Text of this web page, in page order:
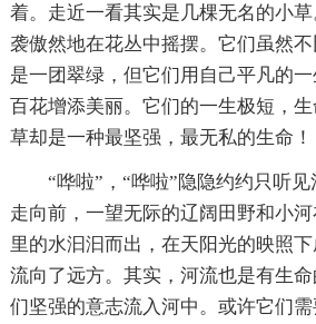
着。走近一看其实是几棵无名的小
袭傲然地在花丛中摇摆。它们虽然
是一团翠绿，但它们用自己平凡的
百花增添美丽。它们的一生极短，
草却是一种最坚强，最无私的生命！
“哗啦”，“哗啦”隐隐约约只听见
走向前，一望无际的辽阔田野和小
里的水汩汩而出，在天阳光的映照
流向了远方。其实，河流也是有生
们坚强的意志流入河中。或许它们